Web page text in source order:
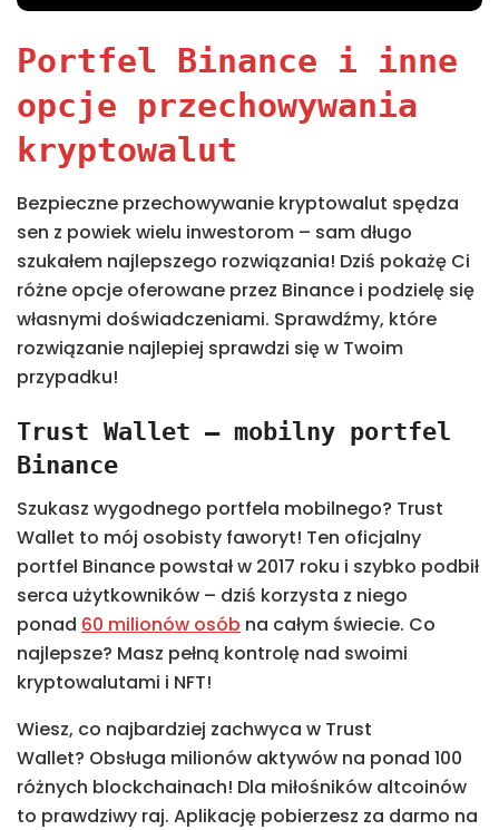
Portfel Binance i inne
opcje przechowywania
kryptowalut
Bezpieczne przechowywanie kryptowalut spędza
sen z powiek wielu inwestorom – sam długo
szukałem najlepszego rozwiązania! Dziś pokażę Ci
różne opcje oferowane przez Binance i podzielę się
własnymi doświadczeniami. Sprawdźmy, które
rozwiązanie najlepiej sprawdzi się w Twoim
przypadku!
Trust Wallet – mobilny portfel
Binance
Szukasz wygodnego portfela mobilnego? Trust
Wallet to mój osobisty faworyt! Ten oficjalny
portfel Binance powstał w 2017 roku i szybko podbił
serca użytkowników – dziś korzysta z niego
ponad 60 milionów osób na całym świecie. Co
najlepsze? Masz pełną kontrolę nad swoimi
kryptowalutami i NFT!
Wiesz, co najbardziej zachwyca w Trust
Wallet? Obsługa milionów aktywów na ponad 100
różnych blockchainach! Dla miłośników altcoinów
to prawdziwy raj. Aplikację pobierzesz za darmo na